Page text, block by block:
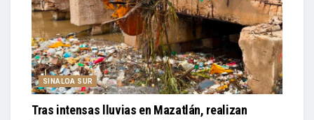
SINALOA SUR
Tras intensas lluvias en Mazatlán, realizan